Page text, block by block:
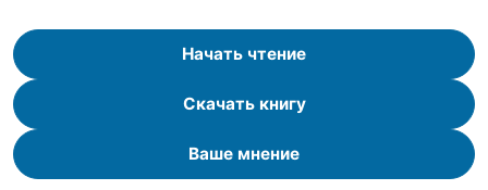
Начать чтение
Скачать книгу
Ваше мнение